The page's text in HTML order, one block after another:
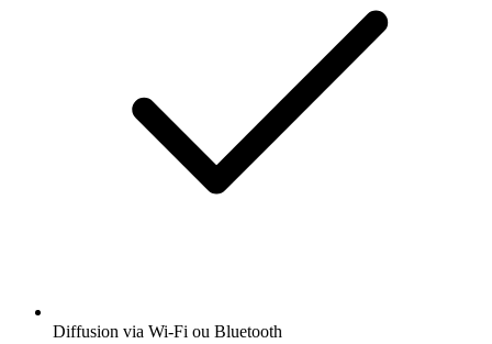
Diffusion via Wi-Fi ou Bluetooth